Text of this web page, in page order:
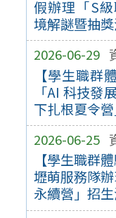
假辦理「S
境解謎暨抽獎
2026-06-29
【學生職群
「AI 科技發
下扎根夏令
2026-06-25
【學生職群
壢萌服務隊
永續營」招